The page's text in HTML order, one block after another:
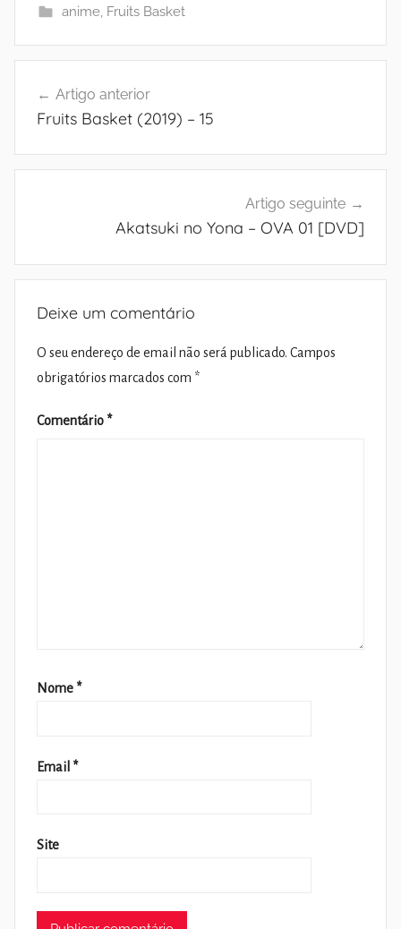
anime, Fruits Basket
de
Artigo anterior
Fruits Basket (2019) – 15
Artigo seguinte
Akatsuki no Yona – OVA 01 [DVD]
Deixe um comentário
O seu endereço de email não será publicado. Campos
obrigatórios marcados com *
Comentário *
Nome *
Email *
Site